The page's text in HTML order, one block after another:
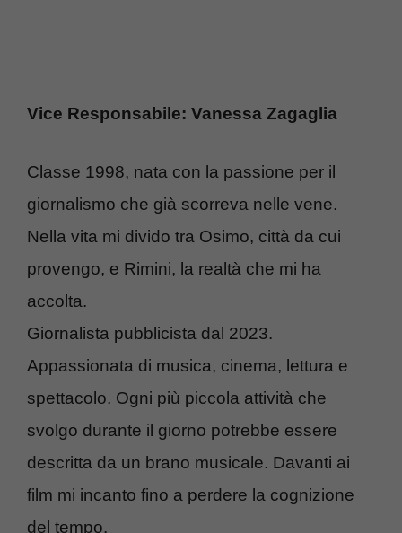
Vice Responsabile: Vanessa Zagaglia
Classe 1998, nata con la passione per il
giornalismo che già scorreva nelle vene.
Nella vita mi divido tra Osimo, città da cui
provengo, e Rimini, la realtà che mi ha
accolta.
Giornalista pubblicista dal 2023.
Appassionata di musica, cinema, lettura e
spettacolo. Ogni più piccola attività che
svolgo durante il giorno potrebbe essere
descritta da un brano musicale. Davanti ai
film mi incanto fino a perdere la cognizione
del tempo.